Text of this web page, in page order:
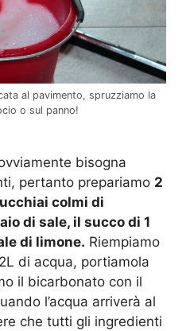
al pavimento, spruzziamo la
o sul panno!
bisogna
pertanto prepariamo 2
colmi di
di sale, il succo di 1
di limone. Riempiamo
di acqua, portiamola
il bicarbonato con il
l’acqua arriverà al
che tutti gli ingredienti